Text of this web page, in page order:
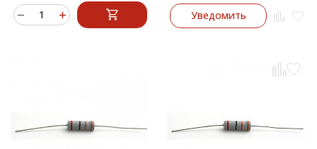
Уведомить